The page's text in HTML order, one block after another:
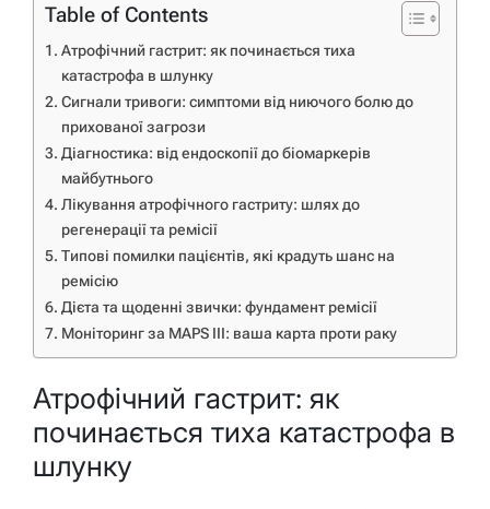
Table of Contents
Атрофічний гастрит: як починається тиха
катастрофа в шлунку
Сигнали тривоги: симптоми від ниючого болю до
прихованої загрози
Діагностика: від ендоскопії до біомаркерів
майбутнього
Лікування атрофічного гастриту: шлях до
регенерації та ремісії
Типові помилки пацієнтів, які крадуть шанс на
ремісію
Дієта та щоденні звички: фундамент ремісії
Моніторинг за MAPS III: ваша карта проти раку
Атрофічний гастрит: як
починається тиха катастрофа в
шлунку